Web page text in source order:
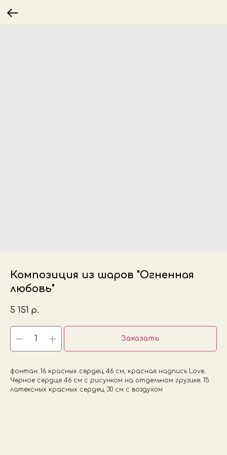
Композиция из шаров "Огненная
любовь"
5 151 р.
Заказать
фонтан: 16 красных сердец 46 см, красная надпись Love.
Черное сердце 46 см с рисунком на отдельном грузике. 15
латексных красных сердец 30 см с воздухом